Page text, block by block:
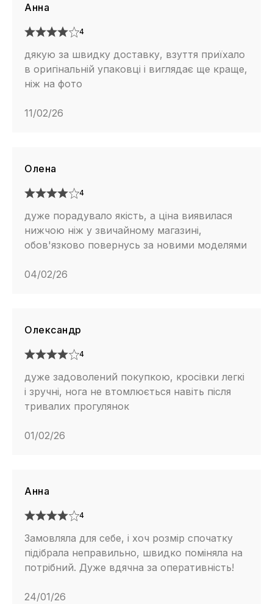
Анна
4
дякую за швидку доставку, взуття приїхало
в оригінальній упаковці і виглядає ще краще,
ніж на фото
11/02/26
Олена
4
дуже порадувало якість, а ціна виявилася
нижчою ніж у звичайному магазині,
обов'язково повернусь за новими моделями
04/02/26
Олександр
4
дуже задоволений покупкою, кросівки легкі
і зручні, нога не втомлюється навіть після
тривалих прогулянок
01/02/26
Анна
4
Замовляла для себе, і хоч розмір спочатку
підібрала неправильно, швидко поміняла на
потрібний. Дуже вдячна за оперативність!
24/01/26